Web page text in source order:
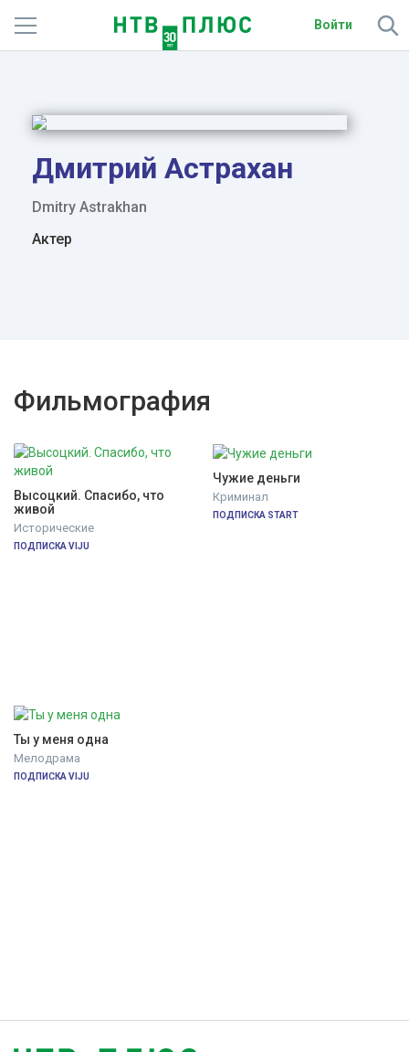
Войти
Фильмы и сериалы
Спорт
Подписки
Радио
Дмитрий Астрахан
Dmitry Astrakhan
Актер
Фильмография
Высоцкий. Спасибо, что
живой
Исторические
ПОДПИСКА VIJU
Чужие деньги
Криминал
ПОДПИСКА START
Ты у меня одна
Мелодрама
ПОДПИСКА VIJU